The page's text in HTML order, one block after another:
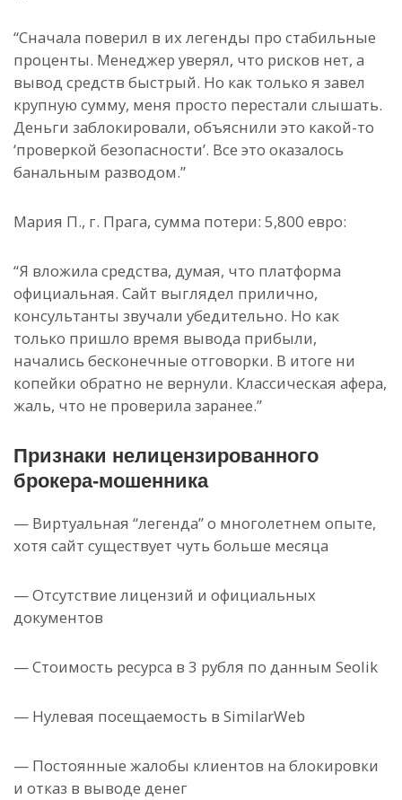
“Сначала поверил в их легенды про стабильные
проценты. Менеджер уверял, что рисков нет, а
вывод средств быстрый. Но как только я завел
крупную сумму, меня просто перестали слышать.
Деньги заблокировали, объяснили это какой-то
‘проверкой безопасности’. Все это оказалось
банальным разводом.”
Мария П., г. Прага, сумма потери: 5,800 евро:
“Я вложила средства, думая, что платформа
официальная. Сайт выглядел прилично,
консультанты звучали убедительно. Но как
только пришло время вывода прибыли,
начались бесконечные отговорки. В итоге ни
копейки обратно не вернули. Классическая афера,
жаль, что не проверила заранее.”
Признаки нелицензированного
брокера-мошенника
— Виртуальная “легенда” о многолетнем опыте,
хотя сайт существует чуть больше месяца
— Отсутствие лицензий и официальных
документов
— Стоимость ресурса в 3 рубля по данным Seolik
— Нулевая посещаемость в SimilarWeb
— Постоянные жалобы клиентов на блокировки
и отказ в выводе денег